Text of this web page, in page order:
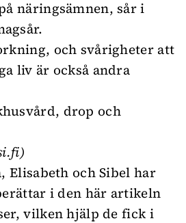
näringsämnen, sår i
och svårigheter att
liv är också andra
drop och
)
Elisabeth och Sibel har
i den här artikeln
vilken hjälp de fick i